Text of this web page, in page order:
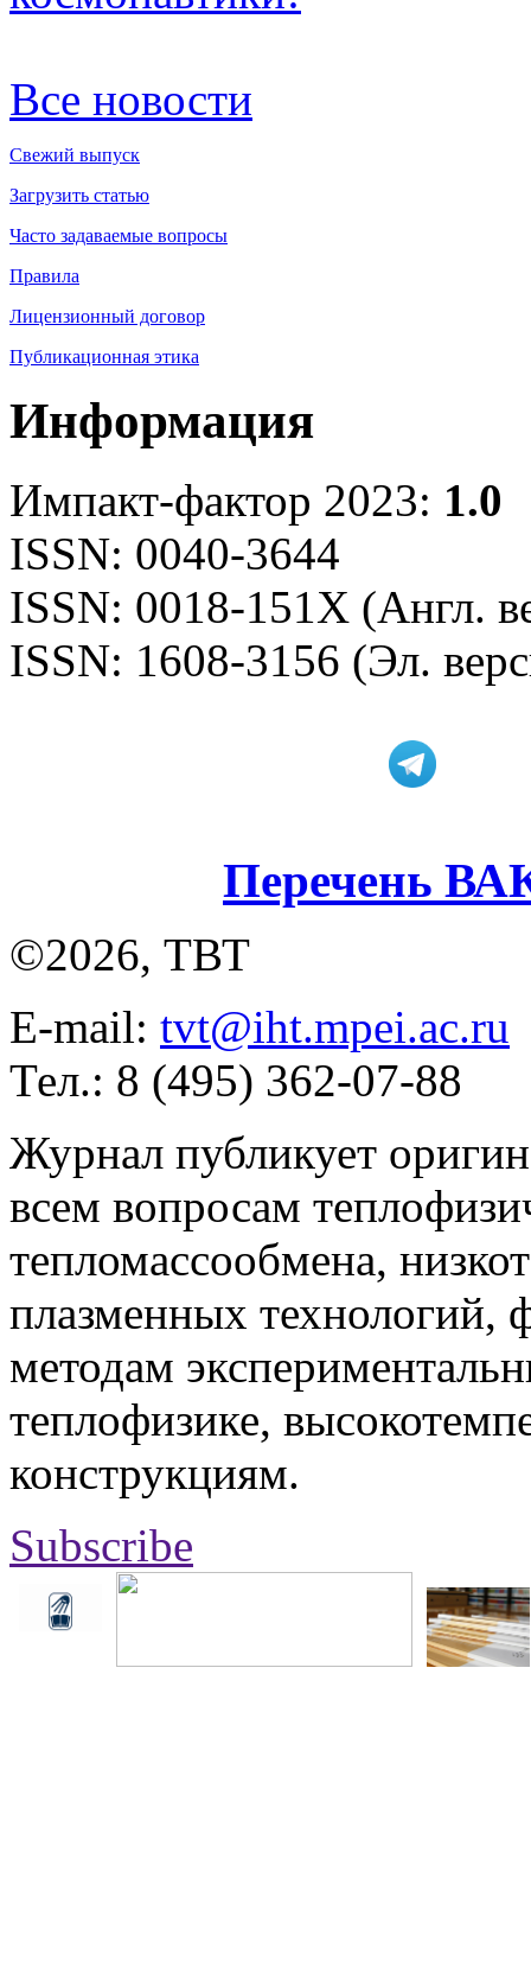
Все новости
Свежий выпуск
Загрузить статью
Часто задаваемые вопросы
Правила
Лицензионный договор
Публикационная этика
Информация
Импакт-фактор 2023: 1.0
ISSN: 0040-3644
ISSN: 0018-151X (Англ.
ISSN: 1608-3156 (Эл.
Перечень
©2026, ТВТ
E-mail: tvt@iht.mpei.ac.ru
Тел.: 8 (495) 362-07-88
Журнал публикует
всем вопросам
тепломассообмена,
плазменных технологий,
методам
теплофизике,
конструкциям.
Subscribe